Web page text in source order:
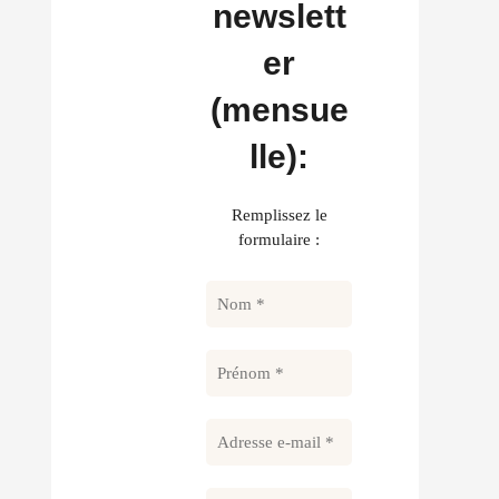
newslett
er
(mensue
lle):
Remplissez le
formulaire :